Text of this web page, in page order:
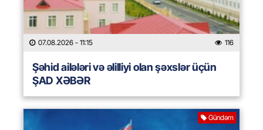
07.08.2026 - 11:15 116
Şəhid ailələri və əlilliyi olan şəxslər üçün
ŞAD XƏBƏR
Gündəm